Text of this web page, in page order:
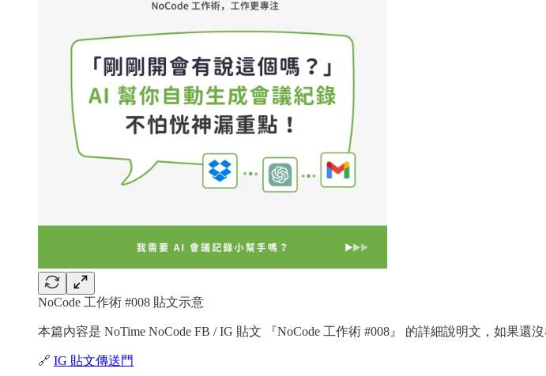
NoCode 工作術 #008 貼文示意
本篇內容是 NoTime NoCode FB / IG 貼文 『NoCode 工作術 #008』 的詳細說明文，如果
🔗 IG 貼文傳送門